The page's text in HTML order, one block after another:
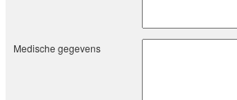
Medische gegevens